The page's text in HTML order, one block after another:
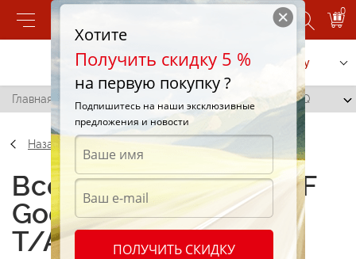
0
Позвонить Заказать услугу
Главная / BF Goodrich Mud Terrain T/A 225/75 R16 107Q
Назад
Всесезонные шины BF
Goodrich Mud Terrain
T/A 225/75 R16 107Q
Хотите
Получить скидку 5 %
на первую покупку ?
Подпишитесь на наши эксклюзивные
предложения и новости
ПОЛУЧИТЬ СКИДКУ